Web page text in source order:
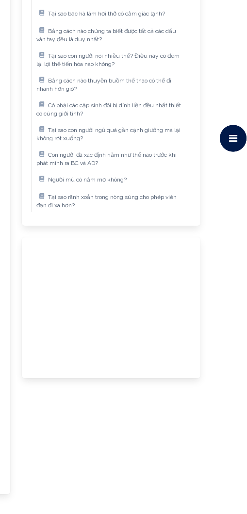
Tại sao bạc hà làm hơi thở có cảm giác lạnh?
Bằng cách nào chúng ta biết được tất cả các dấu
vân tay đều là duy nhất?
Tại sao con người nói nhiều thế? Điều này có đem
lại lợi thế tiến hóa nào không?
Bằng cách nào thuyền buồm thể thao có thể đi
nhanh hơn gió?
Có phải các cặp sinh đôi bị dính liền đều nhất thiết
có cùng giới tính?
Tại sao con người ngủ quá gần cạnh giường mà lại
không rớt xuống?
Con người đã xác định năm như thế nào trước khi
phát minh ra BC và AD?
Người mù có nằm mơ không?
Tại sao rãnh xoắn trong nòng súng cho phép viên
đạn đi xa hơn?